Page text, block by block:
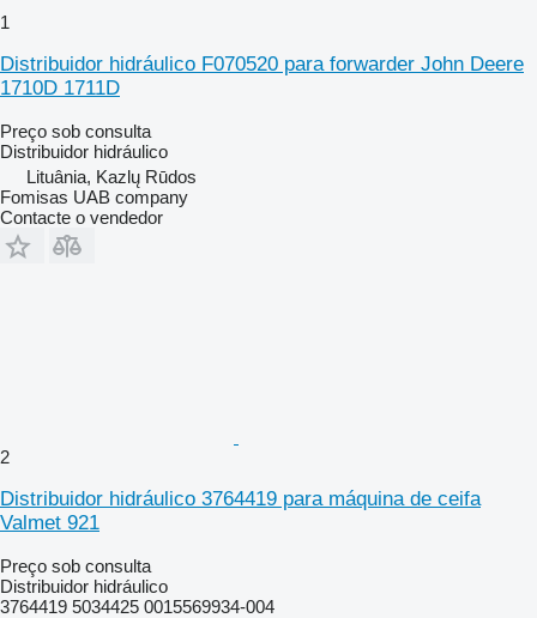
1
Distribuidor hidráulico F070520 para forwarder John Deere
1710D 1711D
Preço sob consulta
Distribuidor hidráulico
Lituânia, Kazlų Rūdos
Fomisas UAB company
Contacte o vendedor
2
Distribuidor hidráulico 3764419 para máquina de ceifa
Valmet 921
Preço sob consulta
Distribuidor hidráulico
3764419 5034425 0015569934-004